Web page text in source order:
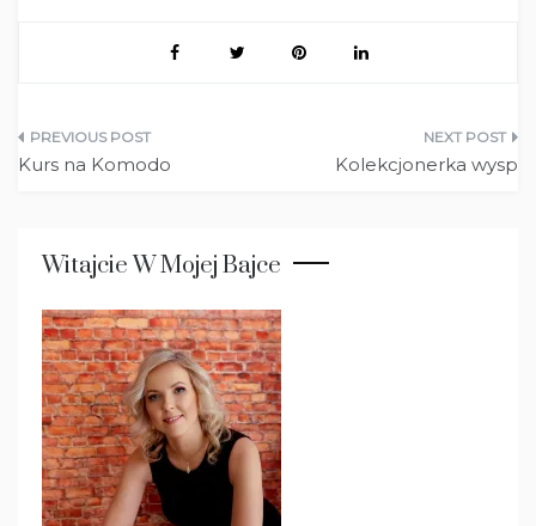
Nawigacja
Kurs na Komodo Kolekcjonerka wysp
Witajcie W Mojej Bajce